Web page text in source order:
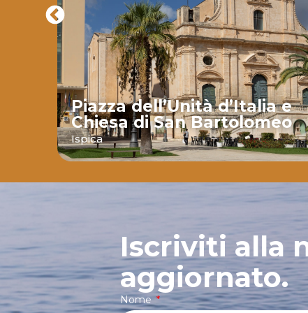
Piazza dell’Unità d’Italia e
Chiesa di San Bartolomeo
Ispica
Iscriviti alla
aggiornato.
Nome